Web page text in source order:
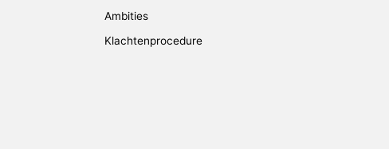
Ambities
Klachtenprocedure